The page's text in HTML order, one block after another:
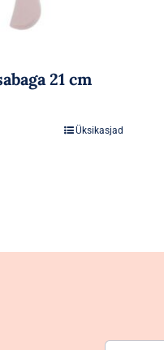
21 cm
Üksikasjad